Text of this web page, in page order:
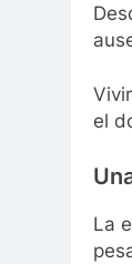
el
La